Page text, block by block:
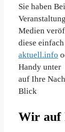
Sie haben
Medien
diese
aktuell.info
Handy unter
auf Ihre
Blick
Wir auf